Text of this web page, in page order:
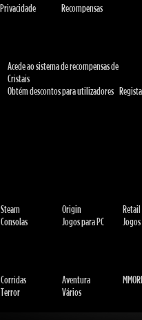
Acede ao sistema de recompensas de
Corridas Aventura
Terror Vários